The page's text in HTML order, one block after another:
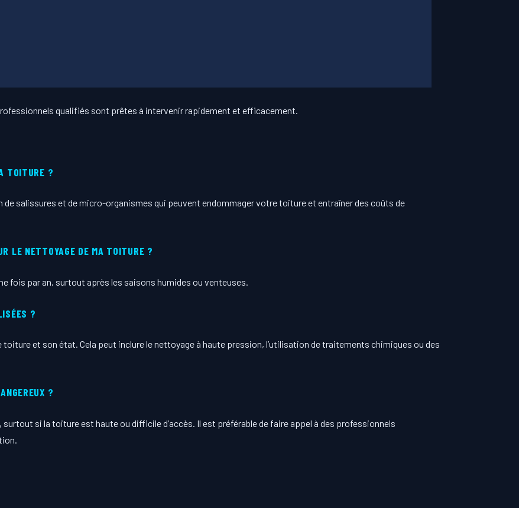
qualifiés sont prêtes à intervenir rapidement et efficacement.
TOITURE ?
de salissures et de micro-organismes qui peuvent endommager votre toiture et entraîner des coûts de
LE NETTOYAGE DE MA TOITURE ?
fois par an, surtout après les saisons humides ou venteuses.
?
et son état. Cela peut inclure le nettoyage à haute pression, l’utilisation de traitements chimiques ou des
?
si la toiture est haute ou difficile d’accès. Il est préférable de faire appel à des professionnels